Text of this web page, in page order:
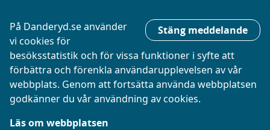
Stäng meddelande
På Danderyd.se använder
vi cookies för
besöksstatistik och för vissa funktioner i syfte att
förbättra och förenkla användarupplevelsen av vår
webbplats. Genom att fortsätta använda webbplatsen
godkänner du vår användning av cookies.
Läs om webbplatsen